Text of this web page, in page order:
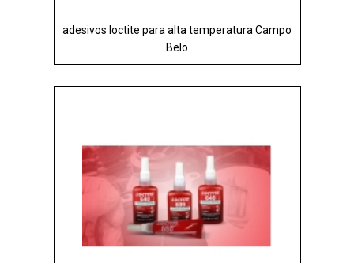
adesivos loctite para alta temperatura Campo
Belo